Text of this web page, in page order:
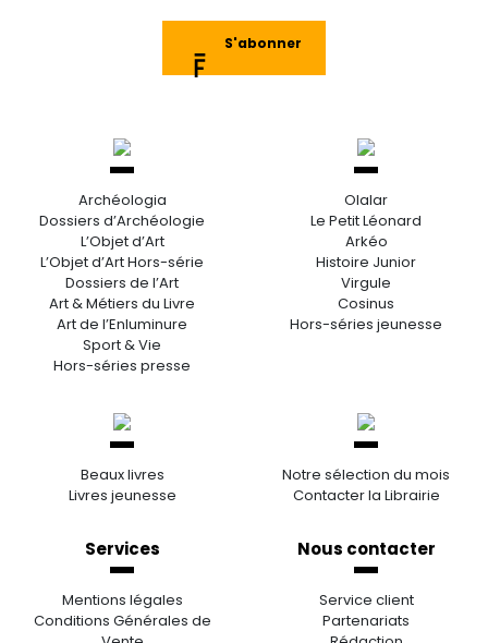
S'abonner
Archéologia
Dossiers d’Archéologie
L’Objet d’Art
L’Objet d’Art Hors-série
Dossiers de l’Art
Art & Métiers du Livre
Art de l’Enluminure
Sport & Vie
Hors-séries presse
Olalar
Le Petit Léonard
Arkéo
Histoire Junior
Virgule
Cosinus
Hors-séries jeunesse
Beaux livres
Livres jeunesse
Notre sélection du mois
Contacter la Librairie
Services
Mentions légales
Conditions Générales de
Nous contacter
Service client
Partenariats